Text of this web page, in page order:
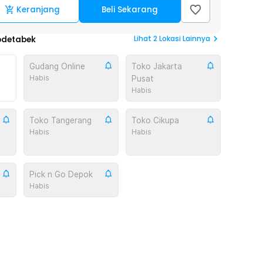
Keranjang Beli Sekarang
Lihat 2Lokasi Lainnya
Gudang Online
Habis
Toko Jakarta
Pusat
Habis
Toko Tangerang
Habis
Toko Cikupa
Habis
Pick n Go Depok
Habis